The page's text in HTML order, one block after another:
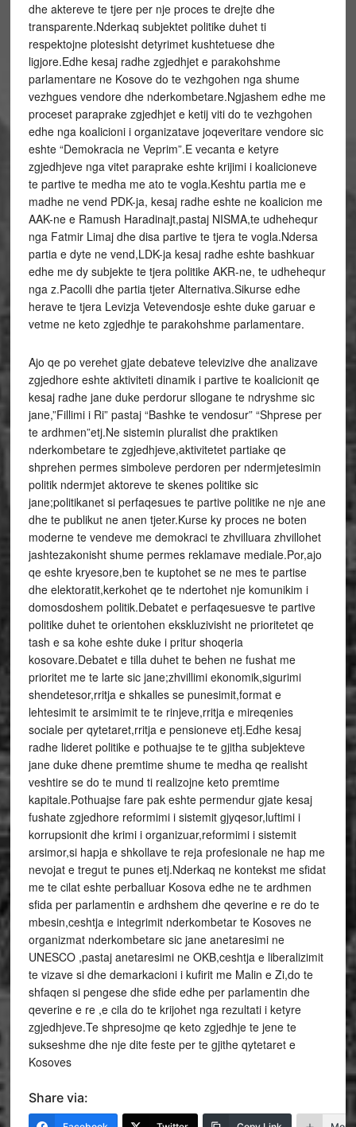
dhe aktereve te tjere per nje proces te drejte dhe
transparente.Nderkaq subjektet politike duhet ti
respektojne plotesisht detyrimet kushtetuese dhe
ligjore.Edhe kesaj radhe zgjedhjet e parakohshme
parlamentare ne Kosove do te vezhgohen nga shume
vezhgues vendore dhe nderkombetare.Ngjashem edhe me
proceset paraprake zgjedhjet e ketij viti do te vezhgohen
edhe nga koalicioni i organizatave joqeveritare vendore sic
eshte “Demokracia ne Veprim”.E vecanta e ketyre
zgjedhjeve nga vitet paraprake eshte krijimi i koalicioneve
te partive te medha me ato te vogla.Keshtu partia me e
madhe ne vend PDK-ja, kesaj radhe eshte ne koalicion me
AAK-ne e Ramush Haradinajt,pastaj NISMA,te udhehequr
nga Fatmir Limaj dhe disa partive te tjera te vogla.Ndersa
partia e dyte ne vend,LDK-ja kesaj radhe eshte bashkuar
edhe me dy subjekte te tjera politike AKR-ne, te udhehequr
nga z.Pacolli dhe partia tjeter Alternativa.Sikurse edhe
herave te tjera Levizja Vetevendosje eshte duke garuar e
vetme ne keto zgjedhje te parakohshme parlamentare.
Ajo qe po verehet gjate debateve televizive dhe analizave
zgjedhore eshte aktiviteti dinamik i partive te koalicionit qe
kesaj radhe jane duke perdorur sllogane te ndryshme sic
jane,”Fillimi i Ri” pastaj “Bashke te vendosur” “Shprese per
te ardhmen”etj.Ne sistemin pluralist dhe praktiken
nderkombetare te zgjedhjeve,aktivitetet partiake qe
shprehen permes simboleve perdoren per ndermjetesimin
politik ndermjet aktoreve te skenes politike sic
jane;politikanet si perfaqesues te partive politike ne nje ane
dhe te publikut ne anen tjeter.Kurse ky proces ne boten
moderne te vendeve me demokraci te zhvilluara zhvillohet
jashtezakonisht shume permes reklamave mediale.Por,ajo
qe eshte kryesore,ben te kuptohet se ne mes te partise
dhe elektoratit,kerkohet qe te ndertohet nje komunikim i
domosdoshem politik.Debatet e perfaqesuesve te partive
politike duhet te orientohen ekskluzivisht ne prioritetet qe
tash e sa kohe eshte duke i pritur shoqeria
kosovare.Debatet e tilla duhet te behen ne fushat me
prioritet me te larte sic jane;zhvillimi ekonomik,sigurimi
shendetesor,rritja e shkalles se punesimit,format e
lehtesimit te arsimimit te te rinjeve,rritja e mireqenies
sociale per qytetaret,rritja e pensioneve etj.Edhe kesaj
radhe lideret politike e pothuajse te te gjitha subjekteve
jane duke dhene premtime shume te medha qe realisht
veshtire se do te mund ti realizojne keto premtime
kapitale.Pothuajse fare pak eshte permendur gjate kesaj
fushate zgjedhore reformimi i sistemit gjyqesor,luftimi i
korrupsionit dhe krimi i organizuar,reformimi i sistemit
arsimor,si hapja e shkollave te reja profesionale ne hap me
nevojat e tregut te punes etj.Nderkaq ne kontekst me sfidat
me te cilat eshte perballuar Kosova edhe ne te ardhmen
sfida per parlamentin e ardhshem dhe qeverine e re do te
mbesin,ceshtja e integrimit nderkombetar te Kosoves ne
organizmat nderkombetare sic jane anetaresimi ne
UNESCO ,pastaj anetaresimi ne OKB,ceshtja e liberalizimit
te vizave si dhe demarkacioni i kufirit me Malin e Zi,do te
shfaqen si pengese dhe sfide edhe per parlamentin dhe
qeverine e re ,e cila do te krijohet nga rezultati i ketyre
zgjedhjeve.Te shpresojme qe keto zgjedhje te jene te
sukseshme dhe nje dite feste per te gjithe qytetaret e
Kosoves
Share via: